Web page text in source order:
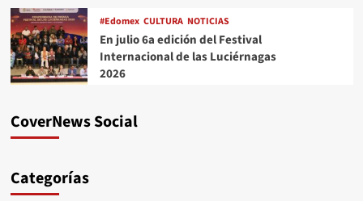
#Edomex CULTURA NOTICIAS
En julio 6a edición del Festival
Internacional de las Luciérnagas
2026
CoverNews Social
Categorías